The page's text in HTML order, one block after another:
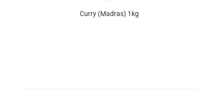
Curry (Madras) 1kg